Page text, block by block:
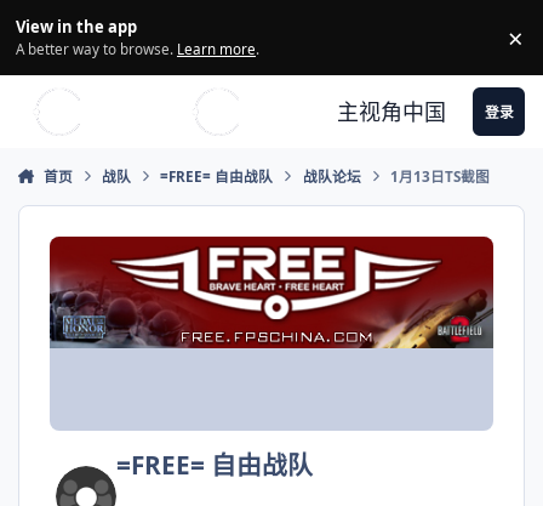
View in the app
A better way to browse. Learn more. ×
主视角中国 登录
首页 战队 =FREE= 自由战队 战队论坛 1月13日TS截图
=FREE= 自由战队